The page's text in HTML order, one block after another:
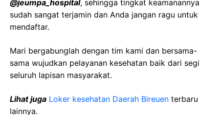
@jeumpa_hospital, sehingga tingkat keamanannya
sudah sangat terjamin dan Anda jangan ragu untuk
mendaftar.
Mari bergabunglah dengan tim kami dan bersama-
sama wujudkan pelayanan kesehatan baik dari segi
seluruh lapisan masyarakat.
Lihat juga Loker kesehatan Daerah Bireuen terbaru
lainnya.